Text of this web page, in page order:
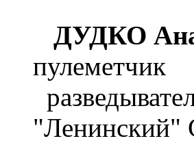
ДУДКО
пулеметчик
"Ленинский"